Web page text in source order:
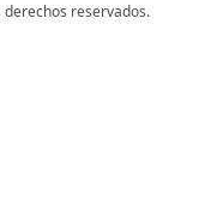
derechos reservados.